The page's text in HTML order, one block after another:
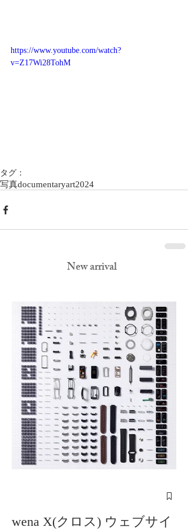
https://www.youtube.com/watch?
v=Z17Wi28TohM
タグ：
写真documentaryart2024
New arrival
wena X(クロス) ウェブサイ